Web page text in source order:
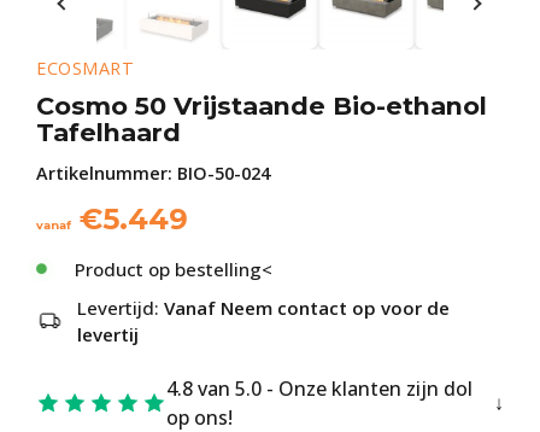
ECOSMART
Cosmo 50 Vrijstaande Bio-ethanol
Tafelhaard
Artikelnummer: BIO-50-024
vanaf €5.449
Product op bestelling<
Levertijd: Vanaf Neem contact op voor de
levertij
4.8 van 5.0 - Onze klanten zijn dol
op ons!